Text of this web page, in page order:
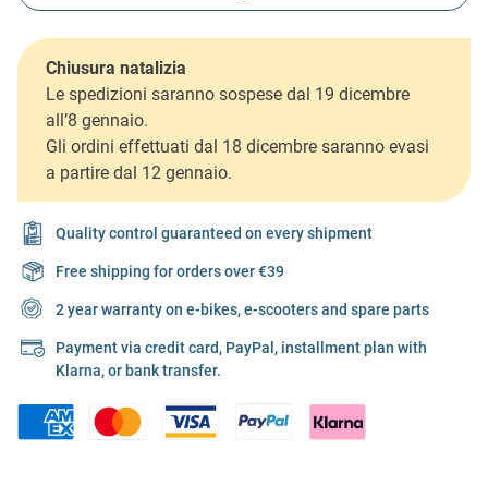
Chiusura natalizia
Le spedizioni saranno sospese dal 19 dicembre
all’8 gennaio.
Gli ordini effettuati dal 18 dicembre saranno evasi
a partire dal 12 gennaio.
Quality control guaranteed on every shipment
Free shipping for orders over €39
2 year warranty on e-bikes, e-scooters and spare parts
Payment via credit card, PayPal, installment plan with
Klarna, or bank transfer.